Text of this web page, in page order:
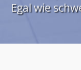
Egal wie